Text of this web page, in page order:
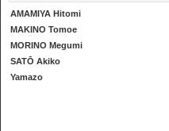
AMAMIYA Hitomi
MAKINO Tomoe
MORINO Megumi
SATŌ Akiko
Yamazo